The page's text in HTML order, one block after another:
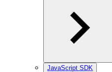
JavaScript SDK